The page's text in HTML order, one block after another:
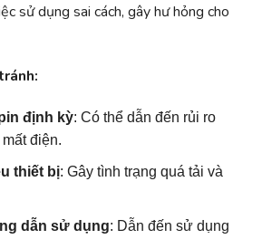
sử dụng sai cách, gây hư hỏng cho
định kỳ: Có thể dẫn đến rủi ro
điện.
thiết bị: Gây tình trạng quá tải và
dẫn sử dụng: Dẫn đến sử dụng